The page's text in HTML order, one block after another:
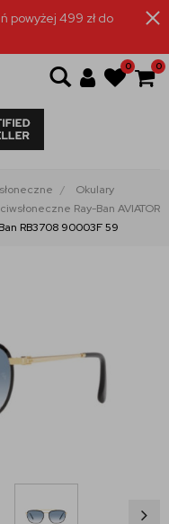
powyżej 499 zł do
0 0
Okulary
Ray-Ban AVIATOR
RB3708 90003F 59